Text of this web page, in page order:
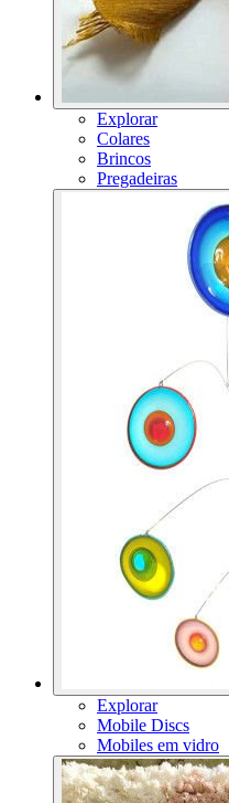
Explorar
Colares
Brincos
Pregadeiras
Explorar
Mobile Discs
Mobiles em vidro